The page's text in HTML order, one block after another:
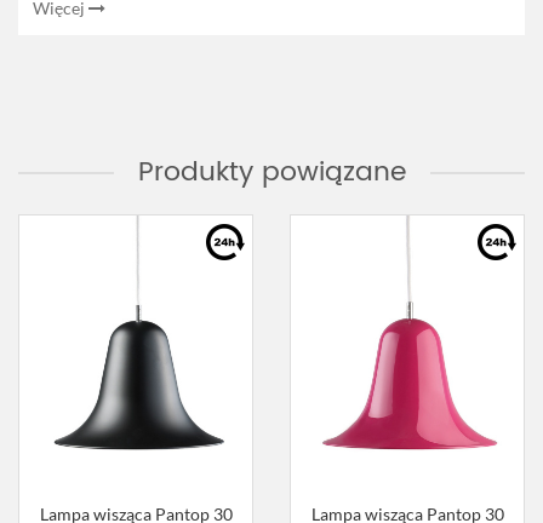
Więcej
Produkty powiązane
Lampa wisząca Pantop 30
Lampa wisząca Pantop 30